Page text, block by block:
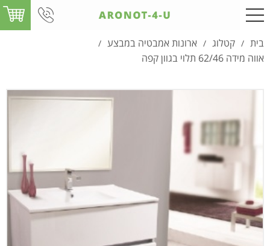
בית / קטלוג / ארונות אמבטיה במבצע /
אווה מידה 62/46 תלוי בגוון קפה